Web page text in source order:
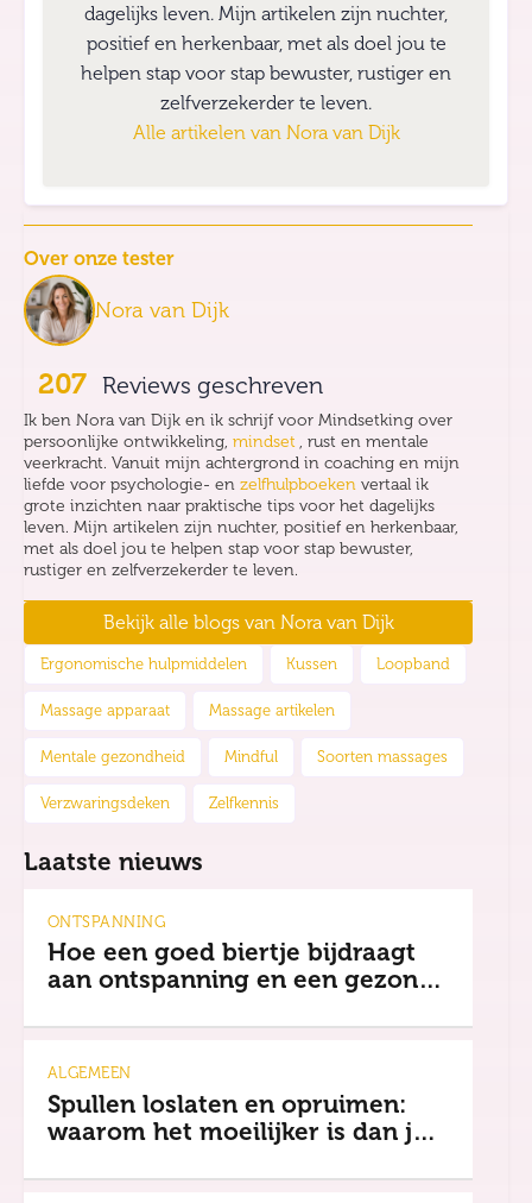
dagelijks leven. Mijn artikelen zijn nuchter,
positief en herkenbaar, met als doel jou te
helpen stap voor stap bewuster, rustiger en
zelfverzekerder te leven.
Alle artikelen van Nora van Dijk
Over onze tester
Nora van Dijk
207 Reviews geschreven
Ik ben Nora van Dijk en ik schrijf voor Mindsetking over
persoonlijke ontwikkeling, mindset , rust en mentale
veerkracht. Vanuit mijn achtergrond in coaching en mijn
liefde voor psychologie- en zelfhulpboeken vertaal ik
grote inzichten naar praktische tips voor het dagelijks
leven. Mijn artikelen zijn nuchter, positief en herkenbaar,
met als doel jou te helpen stap voor stap bewuster,
rustiger en zelfverzekerder te leven.
Bekijk alle blogs van Nora van Dijk
Ergonomische hulpmiddelen Kussen Loopband
Massage apparaat Massage artikelen
Mentale gezondheid Mindful Soorten massages
Verzwaringsdeken Zelfkennis
Laatste nieuws
ONTSPANNING
Hoe een goed biertje bijdraagt
aan ontspanning en een gezonde
ALGEMEEN
Spullen loslaten en opruimen:
waarom het moeilijker is dan je